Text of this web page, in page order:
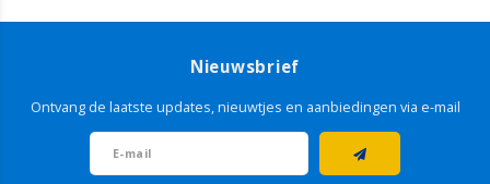
Nieuwsbrief
Ontvang de laatste updates, nieuwtjes en aanbiedingen via e-mail